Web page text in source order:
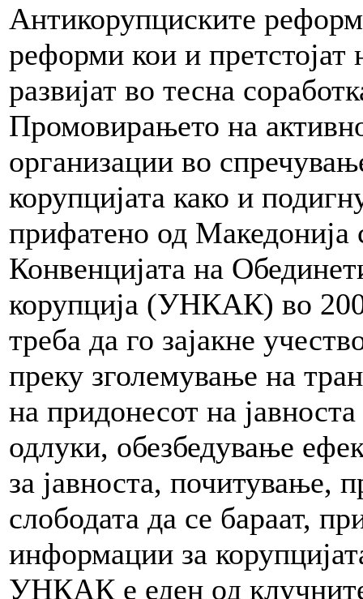
Антикорупциските
реформи кои и претстојат
развијат во тесна
Промовирањето на
организации во
корупцијата како и
прифатено од Македонија
Конвенцијата на
корупција (УНКАК) во
треба да го зајакне
преку зголемување на
на придонесот на
одлуки, обезбедување
за јавноста, почитување,
слободата да се бараат,
информации за
УНКАК е еден од